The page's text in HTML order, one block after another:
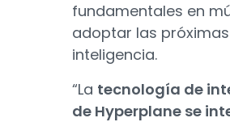
fundamentales en
adoptar las
inteligencia.
“La tecnología de
de Hyperplane se